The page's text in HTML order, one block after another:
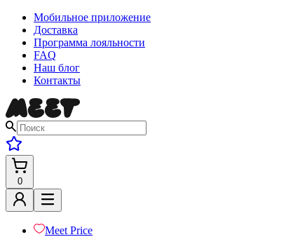
Мобильное приложение
Доставка
Программа лояльности
FAQ
Наш блог
Контакты
0
Meet Price